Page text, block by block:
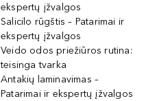
ekspertų įžvalgos
Salicilo rūgštis – Patarimai ir
ekspertų įžvalgos
Veido odos priežiūros rutina:
teisinga tvarka
Antakių laminavimas –
Patarimai ir ekspertų įžvalgos